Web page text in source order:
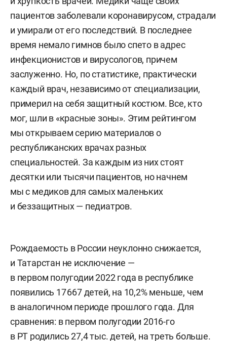
пациентов заболевали коронавирусом, страдали
и умирали от его последствий. В последнее
время немало гимнов было спето в адрес
инфекционистов и вирусологов, причем
заслуженно. Но, по статистике, практически
каждый врач, независимо от специализации,
примерил на себя защитный костюм. Все, кто
мог, шли в «красные зоны». Этим рейтингом
мы открываем серию материалов о
республиканских врачах разных
специальностей. За каждым из них стоят
десятки или тысячи пациентов, но начнем
мы с медиков для самых маленьких
и беззащитных — педиатров.
Рождаемость в России неуклонно снижается,
и Татарстан не исключение —
в первом полугодии 2022 года в республике
появились 17 667 детей, на 10,2% меньше, чем
в аналогичном периоде прошлого года. Для
сравнения: в первом полугодии 2016-го
в РТ родились 27,4 тыс. детей, на треть больше.